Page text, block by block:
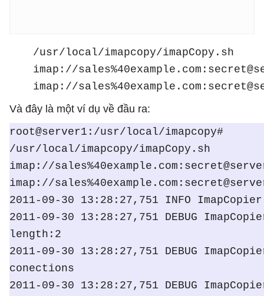
/usr/local/imapcopy/imapCopy.sh
imap://
imap://
Và đây là một ví dụ về đầu ra:
root@server1:/usr/local/imapcopy#
/usr/local/imapcopy/imapCopy.sh
imap://
imap://
2011-09-30 13:28:27,751 INFO
2011-09-30 13:28:27,751 DEBUG
length:2
2011-09-30 13:28:27,751 DEBUG
conections
2011-09-30 13:28:27,751 DEBUG